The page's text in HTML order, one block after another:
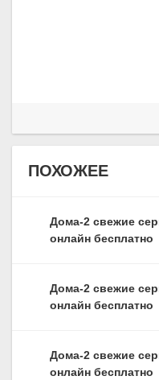
ПОХОЖЕЕ
Дома-2 свежие
онлайн бесплатно
Дома-2 свежие
онлайн бесплатно
Дома-2 свежие
онлайн бесплатно